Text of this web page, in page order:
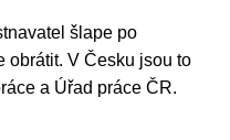
šlape po
obrátit. V Česku jsou to
a Úřad práce ČR.